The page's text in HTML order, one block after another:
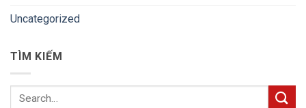
Uncategorized
TÌM KIẾM